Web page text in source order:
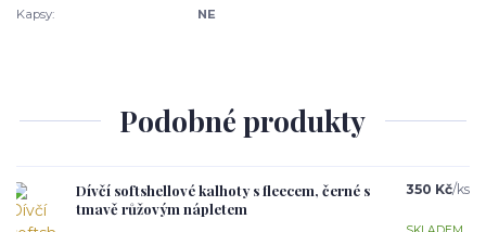
Kapsy: NE
Podobné produkty
Dívčí softshellové kalhoty s fleecem, černé s
tmavě růžovým nápletem
350 Kč/ks